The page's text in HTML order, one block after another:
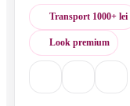
Transport 1000+ lei
Look premium